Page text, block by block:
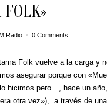
Radio 0 Comments
Folk vuelve a la carga y
asegurar porque con
hicimos pero…, hace un
otra vez»), a través de